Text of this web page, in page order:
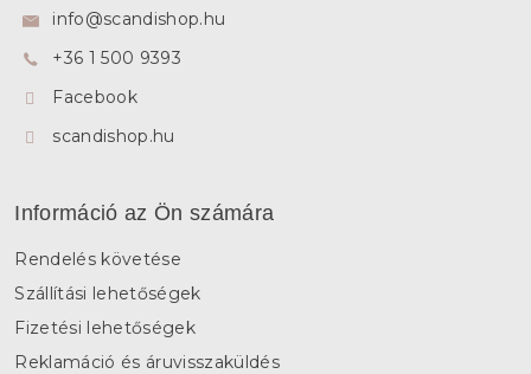
info@scandishop.hu
+36 1 500 9393
Facebook
scandishop.hu
Információ az Ön számára
Rendelés követése
Szállítási lehetőségek
Fizetési lehetőségek
Reklamáció és áruvisszaküldés